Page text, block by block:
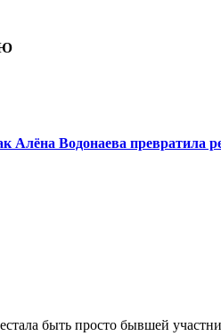
Алёна Водонаева превратила
быть просто бывшей